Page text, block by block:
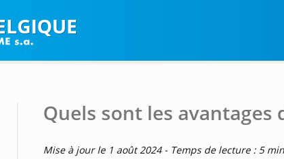
Quels sont les avantages
Mise à jour le 1 août 2024 - Temps de lecture : 5